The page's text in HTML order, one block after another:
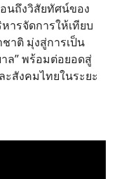
นถึงวิสัยทัศน์ของ
ารจัดการให้เทียบ
าติ มุ่งสู่การเป็น
ล” พร้อมต่อยอดสู่
สังคมไทยในระยะ